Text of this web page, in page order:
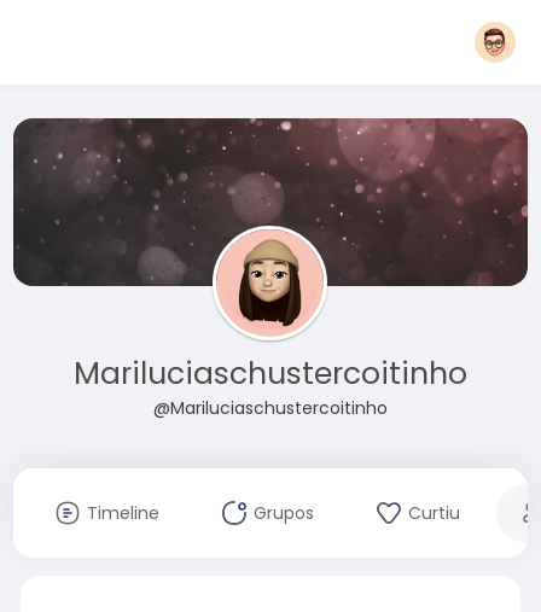
Mariluciaschustercoitinho
@Mariluciaschustercoitinho
Timeline Grupos Curtiu